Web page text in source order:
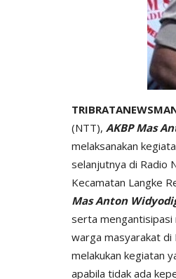
(NTT), AKBP Mas
melaksanakan
selanjutnya di Radio
Kecamatan Langke
Mas Anton
serta mengantisipasi
warga masyarakat
melakukan kegiatan
apabila tidak ada